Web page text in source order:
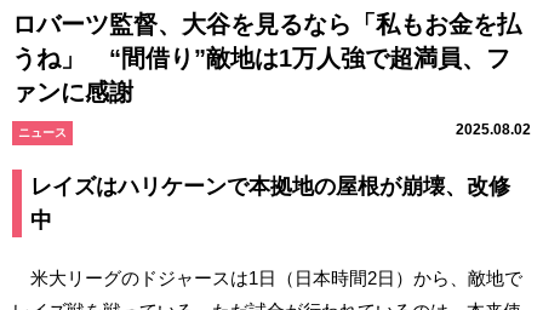
ロバーツ監督、大谷を見るなら「私もお金を払
うね」 “間借り”敵地は1万人強で超満員、フ
ァンに感謝
ニュース 2025.08.02
レイズはハリケーンで本拠地の屋根が崩壊、改修
中
米大リーグのドジャースは1日（日本時間2日）から、敵地で